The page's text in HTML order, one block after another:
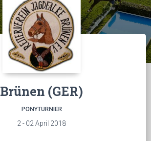
Brünen (GER)
PONYTURNIER
2 - 02 April 2018